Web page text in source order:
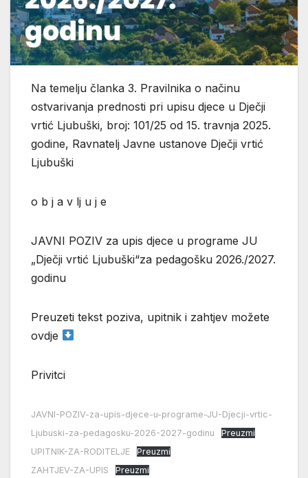
Na temelju članka 3. Pravilnika o načinu
ostvarivanja prednosti pri upisu djece u Dječji
vrtić Ljubuški, broj: 101/25 od 15. travnja 2025.
godine, Ravnatelj Javne ustanove Dječji vrtić
Ljubuški
o b j a v lj u j e
JAVNI POZIV za upis djece u programe JU
„Dječji vrtić Ljubuški“za pedagošku 2026./2027.
godinu
Preuzeti tekst poziva, upitnik i zahtjev možete
ovdje
Privitci
JAVNI-POZIV-za-upis-djece-u-programe-JU-Djecji-vrtic-
Ljubuski-za-pedagosku-2026-2027-godinu
Preuzmi
UPITNIK-ZA-RODITELJE
Preuzmi
ZAHTJEV-ZA-UPIS
Preuzmi